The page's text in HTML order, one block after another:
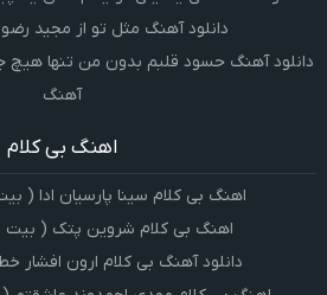
دانلود آهنگ مثل تو از مجید
دانلود آهنگ حسود قلبم بدون من تنها
آهنگ
اهنگ بی کلام
اهنگ بی کلام سینا پارسیان ادا (
اهنگ بی کلام شروین پتک ( بیت
دانلود آهنگ بی کلام ارون افشار